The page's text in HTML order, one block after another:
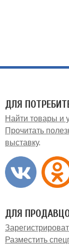
ДЛЯ
Найти товары и
Прочитать
выставку
ДЛЯ
Разместить